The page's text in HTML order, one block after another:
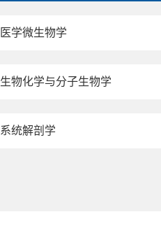
医学微生物学
生物化学与分子生物学
系统解剖学